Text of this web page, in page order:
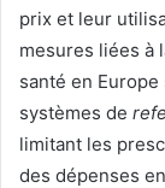
prix et leur
mesures liées à
santé en
systèmes de
limitant les
des dépenses